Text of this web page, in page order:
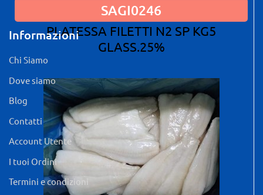
SAGI0246
PLATESSA FILETTI N2 SP KG5
GLASS.25%
Informazioni
Chi Siamo
Dove siamo
Blog
Contatti
Account Utente
I tuoi Ordini
Termini e condizioni